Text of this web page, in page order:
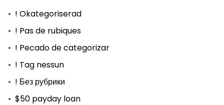
! Okategoriserad
! Pas de rubiques
! Pecado de categorizar
! Tag nessun
! Без рубрики
$50 payday loan